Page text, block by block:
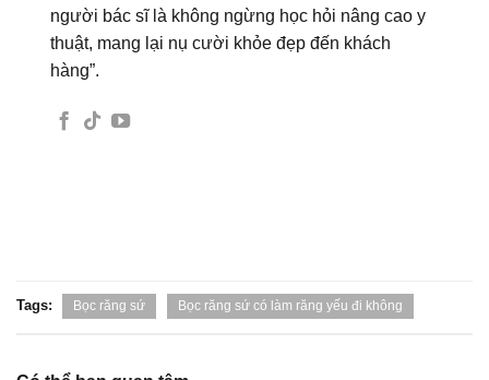
người bác sĩ là không ngừng học hỏi nâng cao y
thuật, mang lại nụ cười khỏe đẹp đến khách
hàng”.
Tags: Bọc răng sứ Bọc răng sứ có làm răng yếu đi không